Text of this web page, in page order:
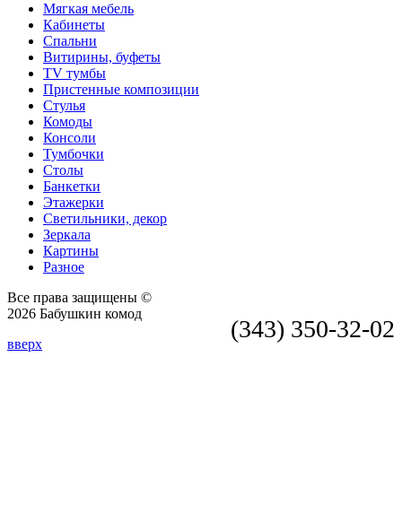
Мягкая мебель
Кабинеты
Спальни
Витирины, буфеты
TV тумбы
Пристенные композиции
Стулья
Комоды
Консоли
Тумбочки
Столы
Банкетки
Этажерки
Светильники, декор
Зеркала
Картины
Разное
(343) 350-32-02
Все права защищены ©
2026 Бабушкин комод
вверх